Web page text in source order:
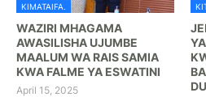
KIMATAIFA.
WAZIRI MHAGAMA
AWASILISHA UJUMBE
MAALUM WA RAIS SAMIA
KWA FALME YA ESWATINI
April 15, 2025